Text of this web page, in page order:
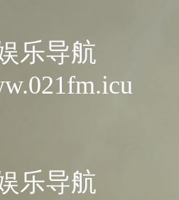
乐导航
乐导航